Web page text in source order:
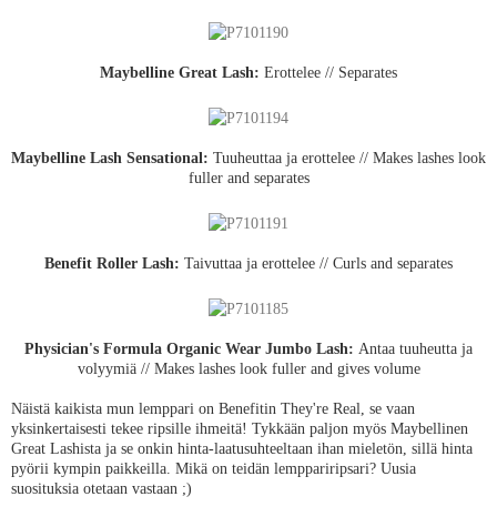
Maybelline Great Lash: Erottelee // Separates
Maybelline Lash Sensational: Tuuheuttaa ja erottelee // Makes lashes look
fuller and separates
Benefit Roller Lash: Taivuttaa ja erottelee // Curls and separates
Physician's Formula Organic Wear Jumbo Lash: Antaa tuuheutta ja
volyymiä // Makes lashes look fuller and gives volume
Näistä kaikista mun lemppari on Benefitin They're Real, se vaan
yksinkertaisesti tekee ripsille ihmeitä! Tykkään paljon myös Maybellinen
Great Lashista ja se onkin hinta-laatusuhteeltaan ihan mieletön, sillä hinta
pyörii kympin paikkeilla. Mikä on teidän lemppariripsari? Uusia
suosituksia otetaan vastaan ;)